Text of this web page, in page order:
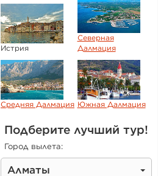
Истрия
Северная
Далмация
Средняя Далмация Южная Далмация
Подберите лучший тур!
Город вылета:
Алматы